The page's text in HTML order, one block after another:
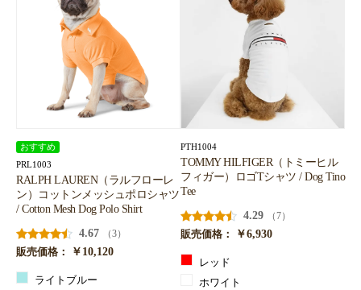
おすすめ
PRL1003
RALPH LAUREN（ラルフローレ
ン）コットンメッシュポロシャツ
/ Cotton Mesh Dog Polo Shirt
4.67
（3）
販売価格：
￥10,120
ライトブルー
PTH1004
TOMMY HILFIGER（トミーヒル
フィガー）ロゴTシャツ / Dog Tino
Tee
4.29
（7）
販売価格：
￥6,930
レッド
ホワイト